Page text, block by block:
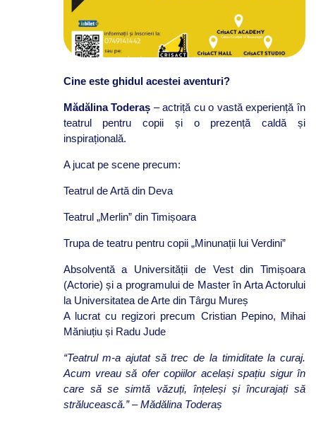
Cine este ghidul acestei aventuri?
Mădălina Toderaș – actriță cu o vastă experiență în
teatrul pentru copii și o prezență caldă și
inspirațională.
A jucat pe scene precum:
Teatrul de Artă din Deva
Teatrul „Merlin” din Timișoara
Trupa de teatru pentru copii „Minunații lui Verdini”
Absolventă a Universității de Vest din Timișoara
(Actorie) și a programului de Master în Arta Actorului
la Universitatea de Arte din Târgu Mureș
A lucrat cu regizori precum Cristian Pepino, Mihai
Măniuțiu și Radu Jude
“Teatrul m-a ajutat să trec de la timiditate la curaj.
Acum vreau să ofer copiilor același spațiu sigur în
care să se simtă văzuți, înțeleși și încurajați să
strălucească.” – Mădălina Toderaș